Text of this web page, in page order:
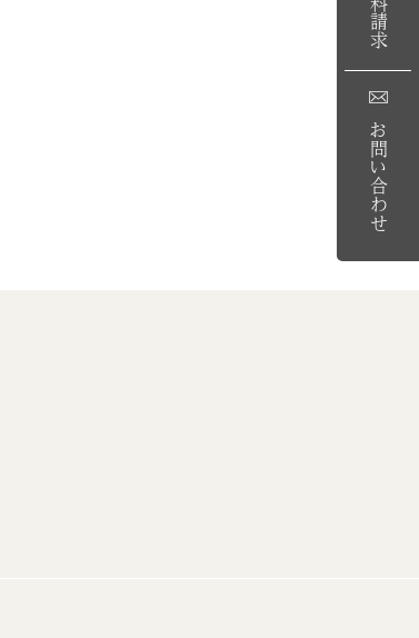
お問い合わせ